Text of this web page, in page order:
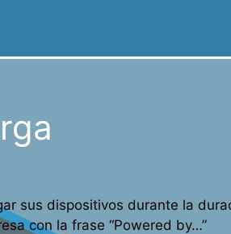
sus dispositivos durante la
con la frase “Powered by…”